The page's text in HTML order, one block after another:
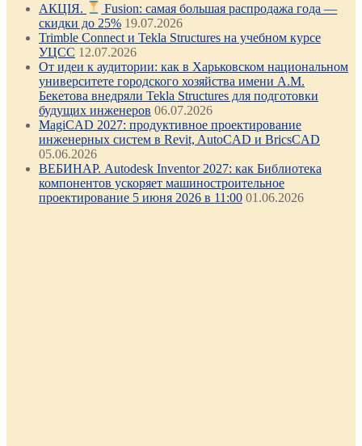
АКЦІЯ.
Fusion: самая большая распродажа года —
скидки до 25% 19.07.2026
Trimble Connect и Tekla Structures на учебном курсе
УЦСС 12.07.2026
От идеи к аудитории: как в Харьковском национальном
университете городского хозяйства имени А.М.
Бекетова внедряли Tekla Structures для подготовки
будущих инженеров 06.07.2026
MagiCAD 2027: продуктивное проектирование
инженерных систем в Revit, AutoCAD и BricsCAD
05.06.2026
ВЕБИНАР. Autodesk Inventor 2027: как Библиотека
компонентов ускоряет машиностроительное
проектирование 5 июня 2026 в 11:00 01.06.2026